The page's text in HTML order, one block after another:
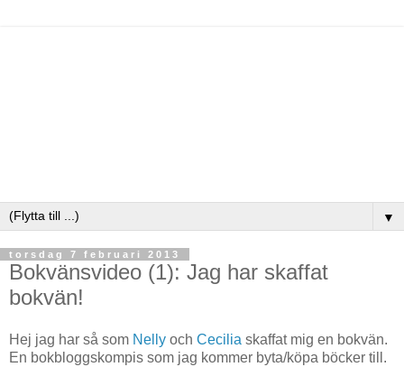
▼
torsdag 7 februari 2013
Bokvänsvideo (1): Jag har skaffat
bokvän!
Hej jag har så som Nelly och Cecilia skaffat mig en bokvän.
En bokbloggskompis som jag kommer byta/köpa böcker till.